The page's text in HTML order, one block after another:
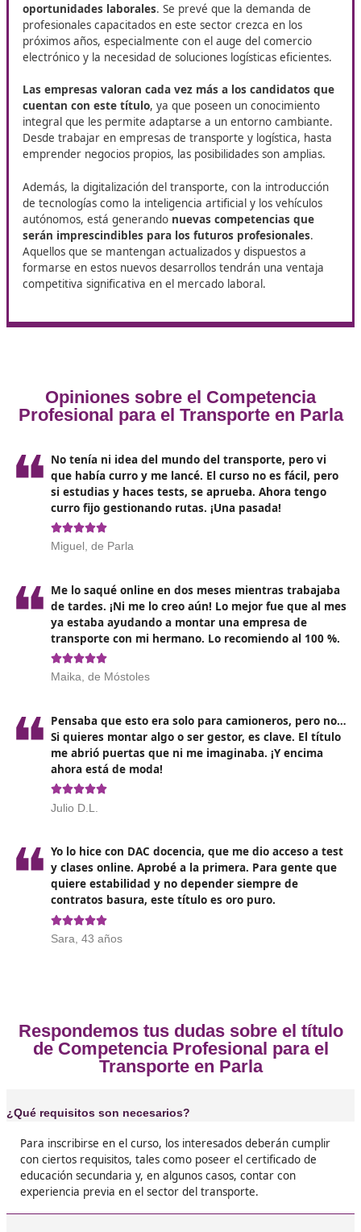
como cartas de porte, licencias y seguros, además
sanciones por incumplimiento.
Sostenibilidad y medio ambiente: Con el aumento
prácticas sostenibles en el transporte, así como la
reducción de la huella de carbono y la
tecnologías ecoamigables.
Seguridad y formación práctica: La seguridad en la
carretera es una prioridad. Se realizarán prácticas
conducción segura y se ofrecerá formación sobre
de emergencias y primeros auxilios.
Oportunidades laborales y
futuro del transporte
Obtener el título de competencia profesional de
en España no solo es un paso hacia un desarrollo
sólido, sino que tambiénabre la puerta a numerosas
oportunidades laborales. Se prevé que la demanda
profesionales capacitados en este sector crezca en los
próximos años, especialmente con el auge del
Las empresas valoran cada vez más a los
cuentan con este título, ya que poseen un
integral que les permite adaptarse a un entorno
Desde trabajar en empresas de transporte y logística,
emprender negocios propios, las posibilidades son
Además, la digitalización del transporte, con la
de tecnologías como la inteligencia artificial y los
autónomos, está generandonuevas competencias
serán imprescindibles para los futuros
Aquellos que se mantengan actualizados y dispuestos a
formarse en estos nuevos desarrollos tendrán una
❝ No tenía ni idea del mundo del transporte,
que había curro y me lancé. El curso no es
si estudias y haces tests, se aprueba. Ahora

Miguel, de Parla
Me lo saqué online en dos meses mientras
de tardes. ¡Ni me lo creo aún! Lo mejor fue